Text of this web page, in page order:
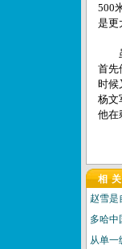
500
是更
虽
首先
时候
杨文
他在
相
赵雪是
多哈中
从单一